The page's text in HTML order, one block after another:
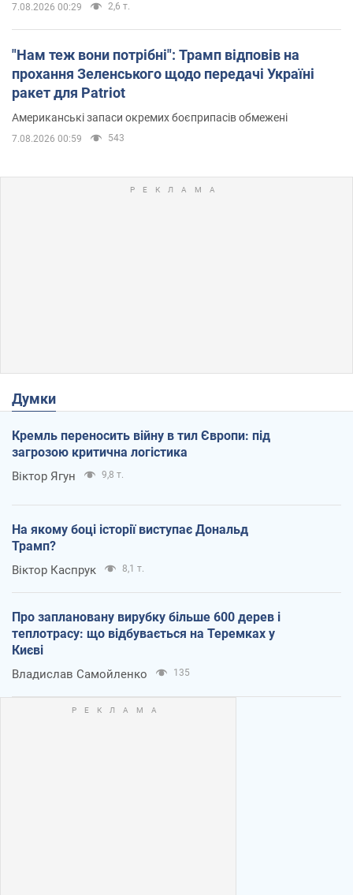
7.08.2026 00:29 2,6 т.
"Нам теж вони потрібні": Трамп відповів на
прохання Зеленського щодо передачі Україні
ракет для Patriot
Американські запаси окремих боєприпасів обмежені
7.08.2026 00:59 543
Думки
Кремль переносить війну в тил Європи: під
загрозою критична логістика
Віктор Ягун 9,8 т.
На якому боці історії виступає Дональд
Трамп?
Віктор Каспрук 8,1 т.
Про заплановану вирубку більше 600 дерев і
теплотрасу: що відбувається на Теремках у
Києві
Владислав Самойленко 135